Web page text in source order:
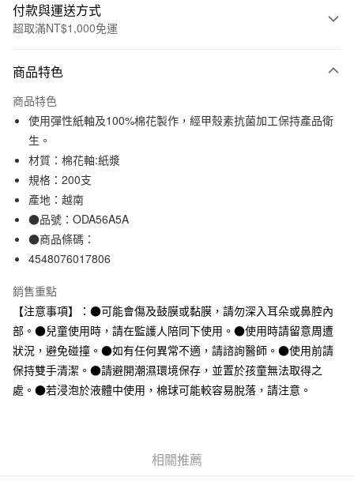
付款與運送方式
超取滿NT$1,000免運
信用卡一次付款
信用卡分期付款
3 期 0 利率 每期
合作金庫商業銀行
華南商業銀行
上海商業儲蓄銀行
臺灣中小企業銀行
匯豐（台灣）商業銀行
聯邦商業銀行
玉山商業銀行
台新國際商業銀行
中國信託商業銀行
台灣樂天信用卡公司
超商取貨付款
LINE Pay
Apple Pay
街口支付
悠遊付
運送方式
全家取貨付款
每筆NT$65，滿NT$1,000(含以上)免運費
付款後全家取貨
每筆NT$65，滿NT$1,000(含以上)免運費
商品特色
商品特色
使用彈性紙軸及100%棉花製作，經甲殼素抗菌加工保持產品衛
生。
材質：棉花軸:紙漿
規格：200支
產地：越南
●品號：ODA56A5A
●商品條碼：
4548076017806
銷售重點
【注意事項】：●可能會傷及鼓膜或黏膜，請勿深入耳朵或鼻腔內
部。●兒童使用時，請在監護人陪同下使用。●使用時請留意周遭
狀況，避免碰撞。●如有任何異常不適，請諮詢醫師。●使用前請
保持雙手清潔。●請避開潮濕環境保存，並置於孩童無法取得之
處。●若浸泡於液體中使用，棉球可能較容易脫落，請注意。
相關推薦